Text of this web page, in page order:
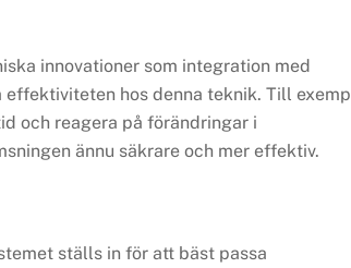
innovationer som integration med
hos denna teknik. Till
och reagera på förändringar i
ännu säkrare och mer effektiv.
ställs in för att bäst passa